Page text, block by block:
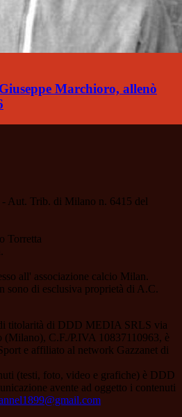
Marchioro, allenò
- Aut. Trib. di Milano n. 6415 del
Torretta
all' associazione calcio Milan.
di esclusiva proprietà di A.C.
titolarità di DDD MEDIA SRLS via
(Milano), C.F./P.IVA 10837110963, è
e affiliato al network Gazzanet di
(testi, foto, video e grafiche) è DDD
avente ad oggetto i contenuti